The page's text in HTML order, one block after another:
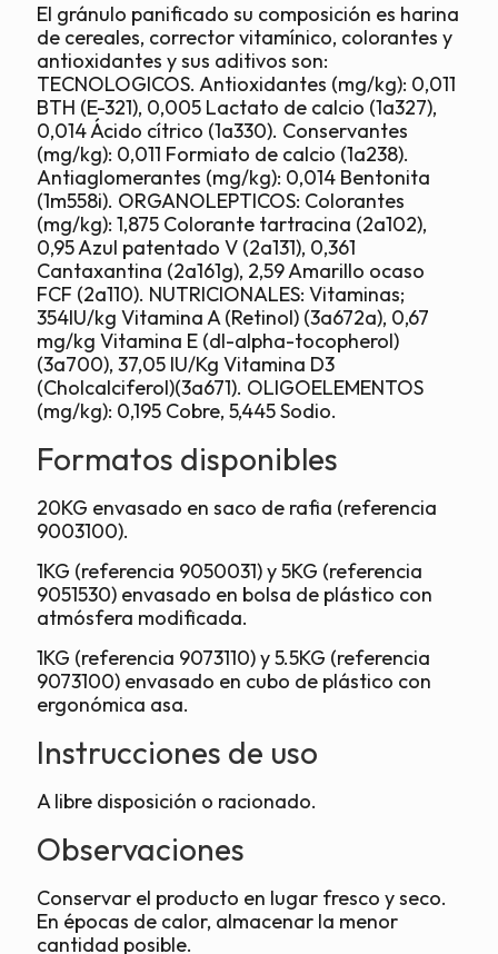
El gránulo panificado su composición es harina
de cereales, corrector vitamínico, colorantes y
antioxidantes y sus aditivos son:
TECNOLOGICOS. Antioxidantes (mg/kg): 0,011
BTH (E-321), 0,005 Lactato de calcio (1a327),
0,014 Ácido cítrico (1a330). Conservantes
(mg/kg): 0,011 Formiato de calcio (1a238).
Antiaglomerantes (mg/kg): 0,014 Bentonita
(1m558i). ORGANOLEPTICOS: Colorantes
(mg/kg): 1,875 Colorante tartracina (2a102),
0,95 Azul patentado V (2a131), 0,361
Cantaxantina (2a161g), 2,59 Amarillo ocaso
FCF (2a110). NUTRICIONALES: Vitaminas;
354IU/kg Vitamina A (Retinol) (3a672a), 0,67
mg/kg Vitamina E (dl-alpha-tocopherol)
(3a700), 37,05 IU/Kg Vitamina D3
(Cholcalciferol)(3a671). OLIGOELEMENTOS
(mg/kg): 0,195 Cobre, 5,445 Sodio.
Formatos disponibles
20KG envasado en saco de rafia (referencia
9003100).
1KG (referencia 9050031) y 5KG (referencia
9051530) envasado en bolsa de plástico con
atmósfera modificada.
1KG (referencia 9073110) y 5.5KG (referencia
9073100) envasado en cubo de plástico con
ergonómica asa.
Instrucciones de uso
A libre disposición o racionado.
Observaciones
Conservar el producto en lugar fresco y seco.
En épocas de calor, almacenar la menor
cantidad posible.